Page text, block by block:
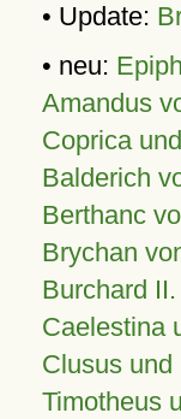
• Update:
• neu:
Amandus
Coprica
Balderich
Berthanc
Brychan
Burchard
Caelestina
Clusus und
Timotheus